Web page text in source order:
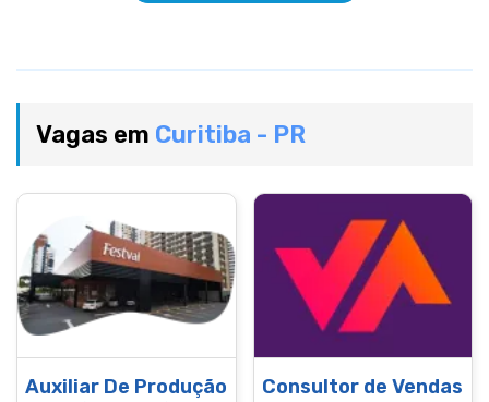
Vagas em Curitiba - PR
Auxiliar De Produção
Consultor de Vendas